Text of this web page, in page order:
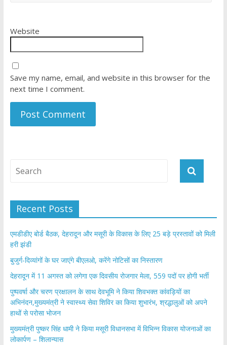
Website
Save my name, email, and website in this browser for the
next time I comment.
Recent Posts
एमडीडीए बोर्ड बैठक, देहरादून और मसूरी के विकास के लिए 25 बड़े प्रस्तावों को मिली
हरी झंडी
बुजुर्ग-दिव्यांगों के घर जाएंगे बीएलओ, करेंगे नोटिसों का निस्तारण
​देहरादून में 11 अगस्त को लगेगा एक दिवसीय रोजगार मेला, 559 पदों पर होगी भर्ती
पुष्पवर्षा और चरण प्रक्षालन के साथ देवभूमि ने किया शिवभक्त कांवड़ियों का
अभिनंदन,मुख्यमंत्री ने स्वास्थ्य सेवा शिविर का किया शुभारंभ, श्रद्धालुओं को अपने
हाथों से परोसा भोजन
मुख्यमंत्री पुष्कर सिंह धामी ने किया मसूरी विधानसभा में विभिन्न विकास योजनाओं का
लोकार्पण – शिलान्यास